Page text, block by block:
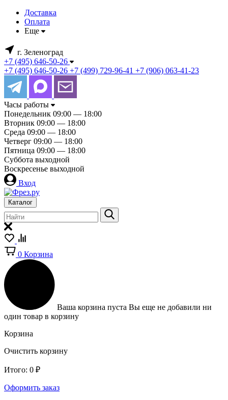
Доставка
Оплата
Еще
г. Зеленоград
+7 (495) 646-50-26
+7 (495) 646-50-26 +7 (499) 729-96-41 +7 (906) 063-41-23
Часы работы
Понедельник 09:00 — 18:00
Вторник 09:00 — 18:00
Среда 09:00 — 18:00
Четверг 09:00 — 18:00
Пятница 09:00 — 18:00
Суббота выходной
Воскресенье выходной
Вход
Каталог
0 Корзина
Ваша корзина пуста Вы еще не добавили ни
один товар в корзину
Корзина
Очистить корзину
Итого: 0 ₽
Оформить заказ